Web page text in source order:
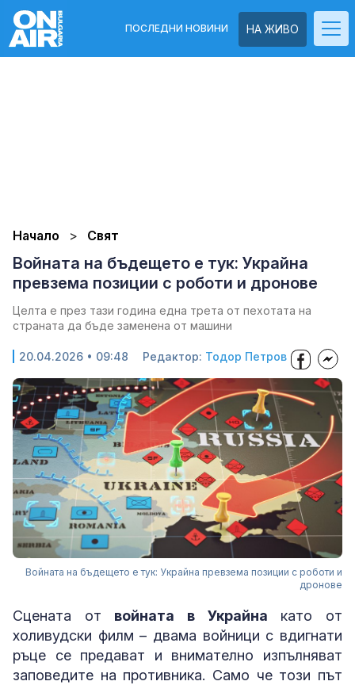
НА ЖИВО
ПОСЛЕДНИ НОВИНИ
Начало Свят
Войната на бъдещето е тук: Украйна
превзема позиции с роботи и дронове
Целта е през тази година една трета от пехотата на
страната да бъде заменена от машини
20.04.2026 • 09:48 Редактор: Тодор Петров
Войната на бъдещето е тук: Украйна превзема позиции с роботи и
дронове
Сцената от войната в Украйна като от
холивудски филм – двама войници с вдигнати
ръце се предават и внимателно изпълняват
заповедите на противника. Само че този път